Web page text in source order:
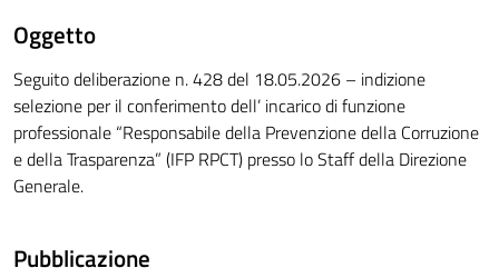
Oggetto
Seguito deliberazione n. 428 del 18.05.2026 – indizione
selezione per il conferimento dell’ incarico di funzione
professionale “Responsabile della Prevenzione della Corruzione
e della Trasparenza” (IFP RPCT) presso lo Staff della Direzione
Generale.
Pubblicazione